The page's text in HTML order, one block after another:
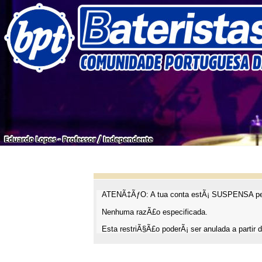
ATENÃ‡ÃƒO: A tua conta estÃ¡ SUSPENSA
Nenhuma razÃ£o especificada.
Esta restriÃ§Ã£o poderÃ¡ ser anulada a partir